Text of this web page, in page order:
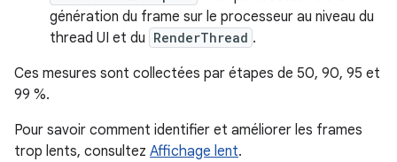
génération du frame sur le processeur au niveau du
thread UI et du RenderThread .
Ces mesures sont collectées par étapes de 50, 90, 95 et
99 %.
Pour savoir comment identifier et améliorer les frames
trop lents, consultez Affichage lent.